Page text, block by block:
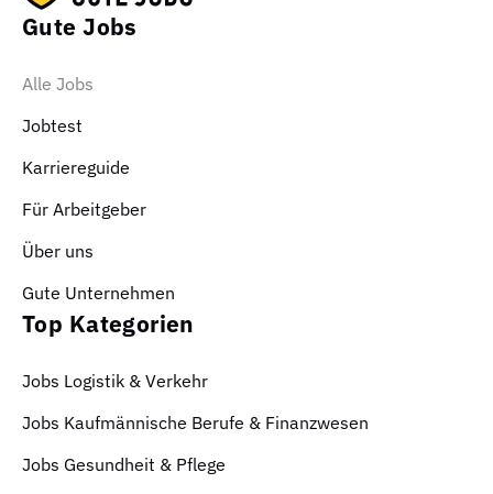
Gute Jobs
Alle Jobs
Jobtest
Karriereguide
Für Arbeitgeber
Über uns
Gute Unternehmen
Top Kategorien
Jobs Logistik & Verkehr
Jobs Kaufmännische Berufe & Finanzwesen
Jobs Gesundheit & Pflege